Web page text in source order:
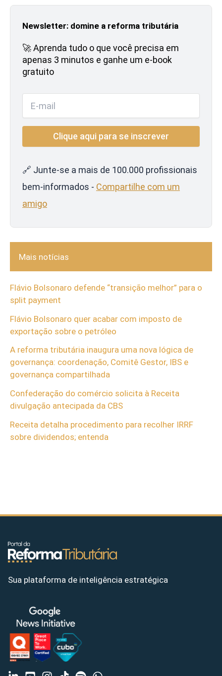
Newsletter: domine a reforma tributária
🚀 Aprenda tudo o que você precisa em
apenas 3 minutos e ganhe um e-book
gratuito
🔗 Junte-se a mais de 100.000 profissionais
bem-informados - Compartilhe com um
amigo
Mais notícias
Flávio Bolsonaro defende “transição melhor” para o
split payment
Flávio Bolsonaro quer acabar com imposto de
exportação sobre o petróleo
A reforma tributária inaugura uma nova lógica de
governança: coordenação, Comitê Gestor, IBS e
governança compartilhada
Confederação do comércio solicita à Receita
divulgação antecipada da CBS
Receita detalha procedimento para recolher IRRF
sobre dividendos; entenda
Sua plataforma de inteligência estratégica